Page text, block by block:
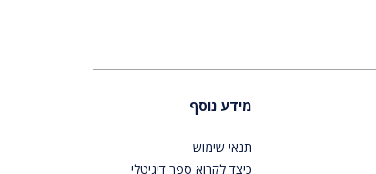
מידע נוסף
תנאי שימוש
כיצד לקרוא ספר דיגיטלי